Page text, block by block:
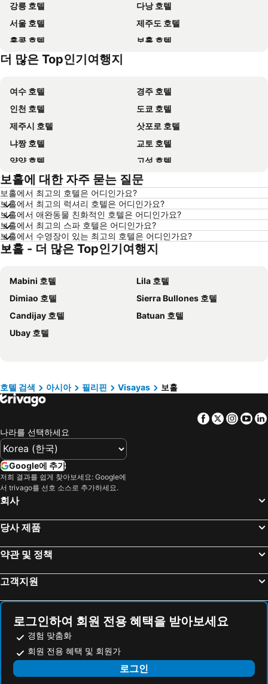
강릉 호텔
다낭 호텔
서울 호텔
제주도 호텔
홍콩 호텔
보홀 호텔
강원도 호텔
더 많은 Top인기여행지
여수 호텔
경주 호텔
인천 호텔
도쿄 호텔
제주시 호텔
삿포로 호텔
냐짱 호텔
교토 호텔
양양 호텔
고성 호텔
대전 호텔
방콕 호텔
목포 호텔
포항 호텔
상하이 호텔
히로시마 호텔
평창 호텔
통영 호텔
괌 호텔
오키나와 호텔
Phu Quoc 호텔
타이페이 호텔
크로아티아 호텔
크로아티아 해안 호텔
Paris 호텔
캐나다 호텔
말레이시아 호텔
Hanoi region 호텔
발리 호텔
경상북도 호텔
보홀에 대한 자주 묻는 질문
보홀에서 최고의 호텔은 어디인가요?
보홀에서 최고의 럭셔리 호텔은 어디인가요?
보홀에서 애완동물 친화적인 호텔은 어디인가요?
보홀에서 최고의 스파 호텔은 어디인가요?
보홀에서 수영장이 있는 최고의 호텔은 어디인가요?
보홀 - 더 많은 Top인기여행지
Mabini 호텔
Lila 호텔
Dimiao 호텔
Sierra Bullones 호텔
Candijay 호텔
Batuan 호텔
Ubay 호텔
호텔 검색 아시아 필리핀 Visayas 보홀
Facebook
Twitter
나라를 선택하세요
Google에 추가
저희 결과를 쉽게 찾아보세요: Google에
서 trivago를 선호 소스로 추가하세요.
회사
당사 제품
약관 및 정책
고객지원
로그인하여 회원 전용 혜택을 받아보세요
경험 맞춤화
회원 전용 혜택 및 회원가
로그인